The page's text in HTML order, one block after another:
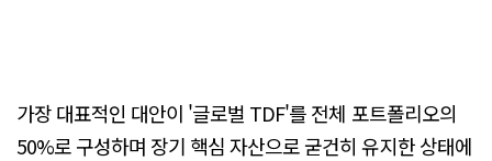
가장 대표적인 대안이 '글로벌 TDF'를 전체 포트폴리오의
50%로 구성하며 장기 핵심 자산으로 굳건히 유지한 상태에